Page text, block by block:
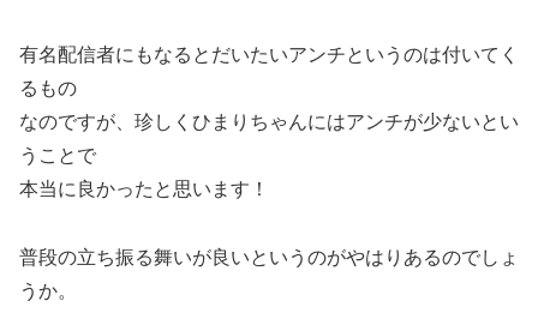
有名配信者にもなるとだいたいアンチというのは付いてく
るもの
なのですが、珍しくひまりちゃんにはアンチが少ないとい
うことで
本当に良かったと思います！
普段の立ち振る舞いが良いというのがやはりあるのでしょ
うか。